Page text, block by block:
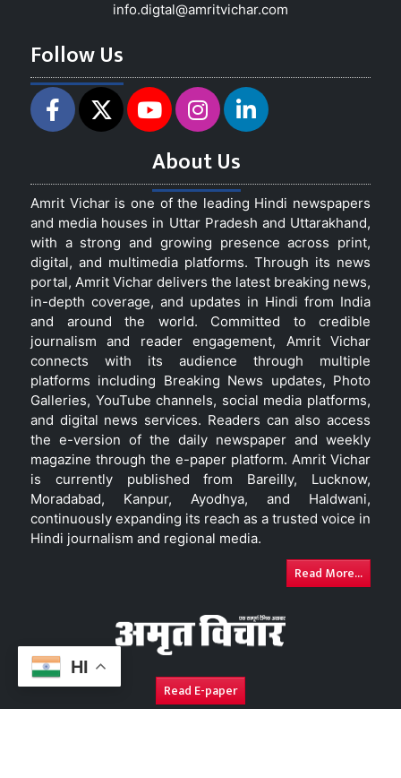
HI
info.digtal@amritvichar.com
Follow Us
About Us
Amrit Vichar is one of the leading Hindi newspapers
and media houses in Uttar Pradesh and Uttarakhand,
with a strong and growing presence across print,
digital, and multimedia platforms. Through its news
portal, Amrit Vichar delivers the latest breaking news,
in-depth coverage, and updates in Hindi from India
and around the world. Committed to credible
journalism and reader engagement, Amrit Vichar
connects with its audience through multiple
platforms including Breaking News updates, Photo
Galleries, YouTube channels, social media platforms,
and digital news services. Readers can also access
the e-version of the daily newspaper and weekly
magazine through the e-paper platform. Amrit Vichar
is currently published from Bareilly, Lucknow,
Moradabad, Kanpur, Ayodhya, and Haldwani,
continuously expanding its reach as a trusted voice in
Hindi journalism and regional media.
Read More...
Read E-paper